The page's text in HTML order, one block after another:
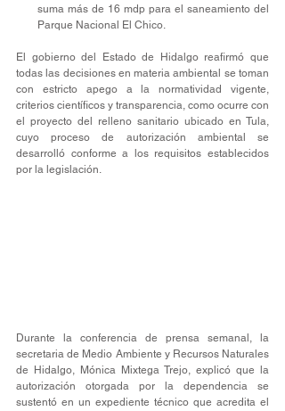
suma más de 16 mdp para el saneamiento del
Parque Nacional El Chico.
El gobierno del Estado de Hidalgo reafirmó que
todas las decisiones en materia ambiental se toman
con estricto apego a la normatividad vigente,
criterios científicos y transparencia, como ocurre con
el proyecto del relleno sanitario ubicado en Tula,
cuyo proceso de autorización ambiental se
desarrolló conforme a los requisitos establecidos
por la legislación.
Durante la conferencia de prensa semanal, la
secretaria de Medio Ambiente y Recursos Naturales
de Hidalgo, Mónica Mixtega Trejo, explicó que la
autorización otorgada por la dependencia se
sustentó en un expediente técnico que acredita el